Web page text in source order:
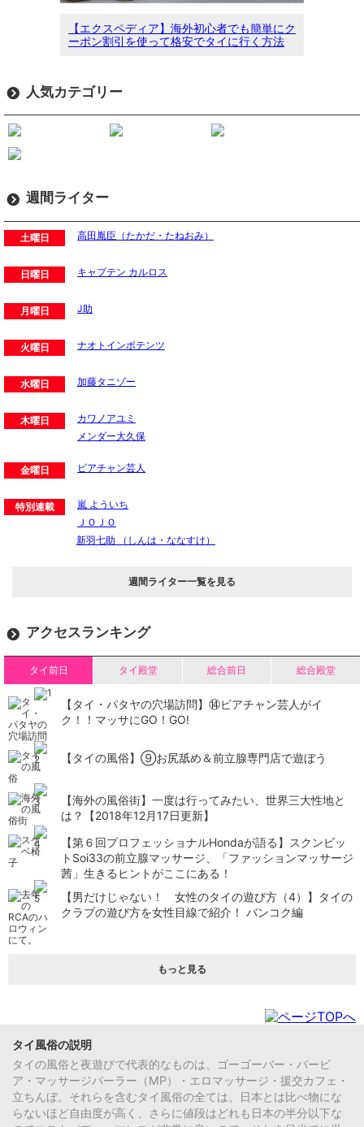
【エクスペディア】海外初心者でも簡単にク
ーポン割引を使って格安でタイに行く方法
人気カテゴリー
週間ライター
土曜日 高田胤臣（たかだ・たねおみ）
日曜日 キャプテン カルロス
月曜日 J助
火曜日 ナオトインポテンツ
水曜日 加藤タニゾー
木曜日
カワノアユミ
メンダー大久保
金曜日 ビアチャン芸人
特別連載
嵐 よういち
ＪＯＪＯ
新羽七助 （しんは・ななすけ）
週間ライター一覧を見る
アクセスランキング
タイ前日 タイ殿堂 総合前日 総合殿堂
【タイ・パタヤの穴場訪問】⑭ビアチャン芸人がイ
ク！！マッサにGO！GO!
【タイの風俗】​⑨お尻舐め＆前立腺専門店で遊ぼう
【海外の風俗街】一度は行ってみたい、世界三大性地と
は？【2018年12月17日更新】
【第６回プロフェッショナルHondaが語る】スクンビッ
トSoi33の前立腺マッサージ、「ファッションマッサージ
茜」生きるヒントがここにある！
【男だけじゃない！ 女性のタイの遊び方（4）】タイの
クラブの遊び方を女性目線で紹介！ バンコク編
もっと見る
タイ風俗の説明
タイの風俗と夜遊びで代表的なものは、ゴーゴーバー・バービ
ア・マッサージパーラー（MP）・エロマッサージ・援交カフェ・
立ちんぼ。それらを含むタイ風俗の全ては、日本とは比べ物にな
らないほど自由度が高く、さらに値段はどれも日本の半分以下な